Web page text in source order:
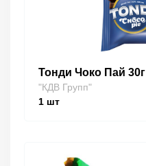
Тонди Чоко Пай 30г
"КДВ Групп"
1 шт